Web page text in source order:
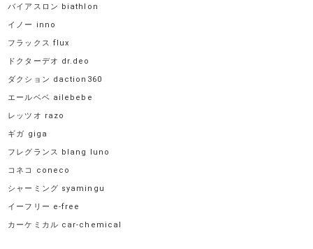
バイアスロン biathlon
イノー inno
フラックス flux
ドクターデオ dr.deo
ダクション daction360
エールベベ ailebebe
レッツオ razo
ギガ giga
フレグランス blang luno
コネコ coneco
シャーミング syamingu
イーフリー e-free
カーケミカル car-chemical